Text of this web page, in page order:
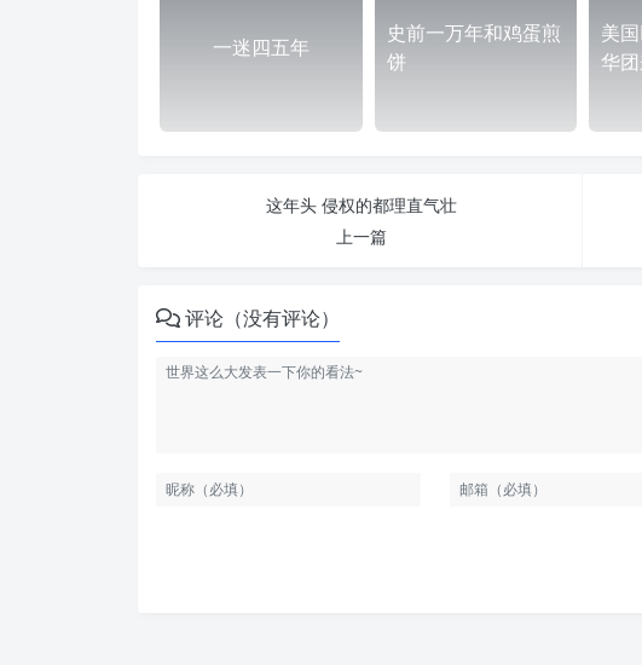
一迷四五年
史前一万年和鸡蛋煎
饼
美
华
这年头 侵权的都理直气壮
上一篇
评论（没有评论）